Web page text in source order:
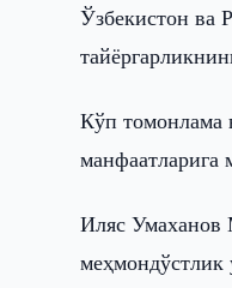
Ўзбекистон ва
Кўп томонлама
манфаатларига
Иляс Умаханов